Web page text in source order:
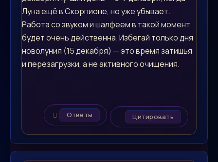
Луна ещё в Скорпионе, но уже убывает.
Работа со звуком и шалфеем в такой момент
будет очень действенна. Избегай только дня
новолуния (15 декабря) — это время затишья
и перезагрузки, а не активного очищения.
Ответы Цитировать